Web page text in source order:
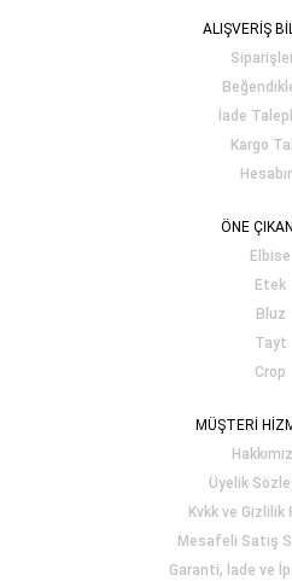
ALIŞVERİŞ
İade
Kargo
ÖNE
Elbise
Etek
Bluz
Tayt
Crop
MÜŞTERİ
Üyelik
Kvkk ve Gizlilik
Mesafeli Satış
Garanti, İade ve